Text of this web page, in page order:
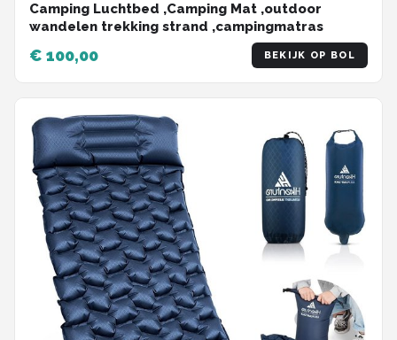
Camping Luchtbed ,Camping Mat ,outdoor
wandelen trekking strand ,campingmatras
€ 100,00 BEKIJK OP BOL